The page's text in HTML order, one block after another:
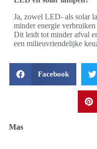
Ja, zowel LED- als solar
minder energie
Dit leidt tot minder afval
een milieuvriendelijke
Facebook
Mas